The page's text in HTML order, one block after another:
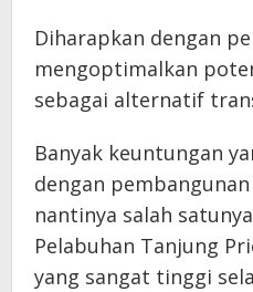
Diharapkan dengan
mengoptimalkan
sebagai alternatif
Banyak keuntungan
dengan
nantinya salah
Pelabuhan Tanjung
yang sangat tinggi